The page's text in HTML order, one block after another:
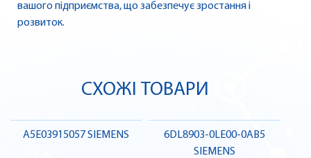
вашого підприємства, що забезпечує зростання і
розвиток.
СХОЖІ ТОВАРИ
A5E03915057 SIEMENS
6DL8903-0LE00-0AB5
SIEMENS